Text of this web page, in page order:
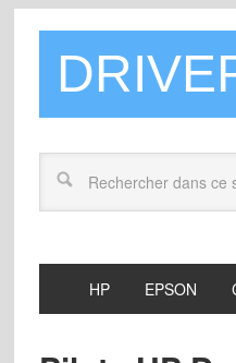
HP EPSON